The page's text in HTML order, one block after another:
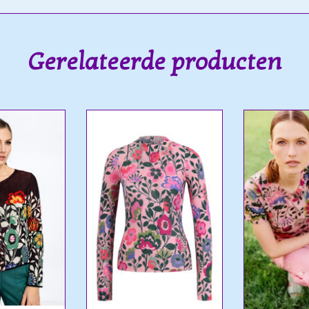
Gerelateerde producten